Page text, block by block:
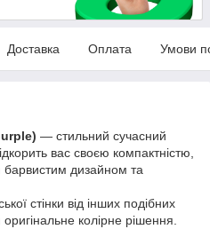
Доставка Оплата Умови
— стильний сучасний
вас своєю компактністю,
барвистим дизайном та
стінки від інших подібних
колірне рішення.